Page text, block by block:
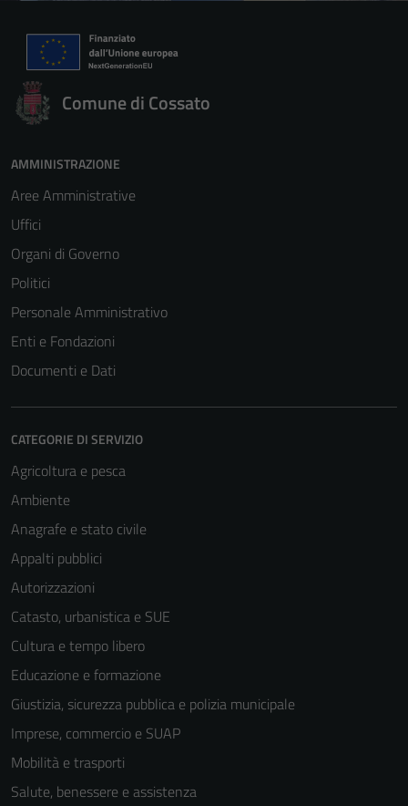
Comune di Cossato
AMMINISTRAZIONE
Aree Amministrative
Uffici
Organi di Governo
Politici
Personale Amministrativo
Enti e Fondazioni
Documenti e Dati
CATEGORIE DI SERVIZIO
Agricoltura e pesca
Ambiente
Anagrafe e stato civile
Appalti pubblici
Autorizzazioni
Catasto, urbanistica e SUE
Cultura e tempo libero
Educazione e formazione
Giustizia, sicurezza pubblica e polizia municipale
Imprese, commercio e SUAP
Mobilità e trasporti
Salute, benessere e assistenza
possono